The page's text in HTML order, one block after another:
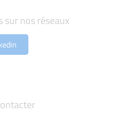
sur nos réseaux